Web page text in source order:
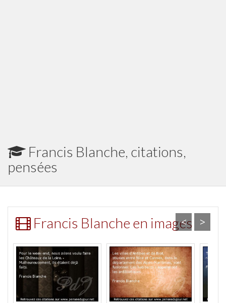
Francis Blanche, citations,
pensées
Francis Blanche en images
< >